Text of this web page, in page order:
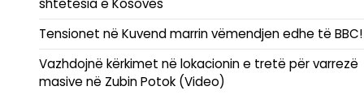
shtetësia e Kosovës
Tensionet në Kuvend marrin vëmendjen edhe të BBC!
Vazhdojnë kërkimet në lokacionin e tretë për varrezë
masive në Zubin Potok (Video)